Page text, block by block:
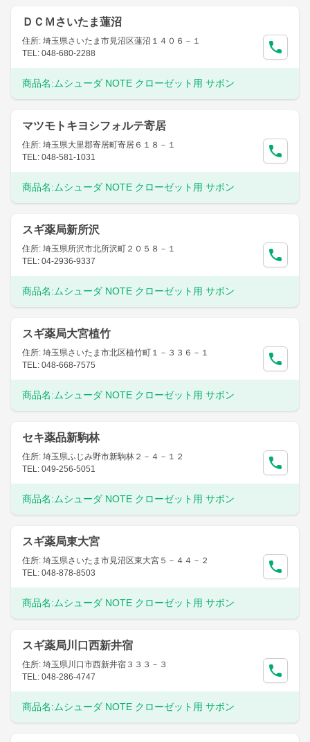
ＤＣＭさいたま蓮沼
住所: 埼玉県さいたま市見沼区蓮沼１４０６－１
TEL: 048-680-2288
商品名: ムシューダ NOTE クローゼット用 サボン
マツモトキヨシフォルテ寄居
住所: 埼玉県大里郡寄居町寄居６１８－１
TEL: 048-581-1031
商品名: ムシューダ NOTE クローゼット用 サボン
スギ薬局新所沢
住所: 埼玉県所沢市北所沢町２０５８－１
TEL: 04-2936-9337
商品名: ムシューダ NOTE クローゼット用 サボン
スギ薬局大宮植竹
住所: 埼玉県さいたま市北区植竹町１－３３６－１
TEL: 048-668-7575
商品名: ムシューダ NOTE クローゼット用 サボン
セキ薬品新駒林
住所: 埼玉県ふじみ野市新駒林２－４－１２
TEL: 049-256-5051
商品名: ムシューダ NOTE クローゼット用 サボン
スギ薬局東大宮
住所: 埼玉県さいたま市見沼区東大宮５－４４－２
TEL: 048-878-8503
商品名: ムシューダ NOTE クローゼット用 サボン
スギ薬局川口西新井宿
住所: 埼玉県川口市西新井宿３３３－３
TEL: 048-286-4747
商品名: ムシューダ NOTE クローゼット用 サボン